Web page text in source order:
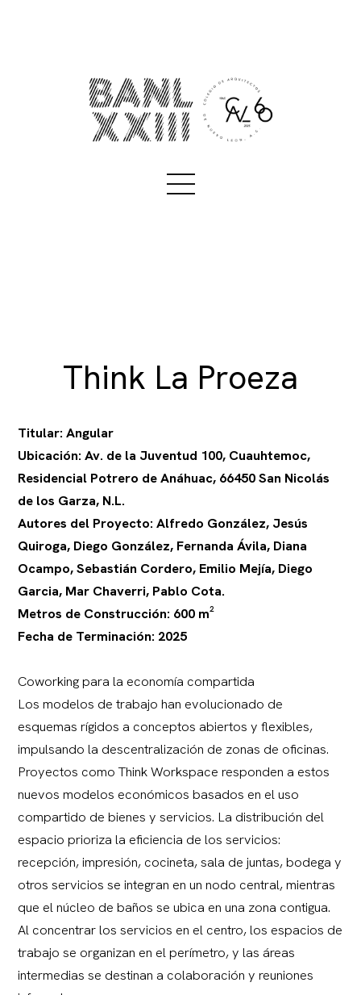
Think La Proeza
Titular: Angular
Ubicación: Av. de la Juventud 100, Cuauhtemoc,
Residencial Potrero de Anáhuac, 66450 San Nicolás
de los Garza, N.L.
Autores del Proyecto: Alfredo González, Jesús
Quiroga, Diego González, Fernanda Ávila, Diana
Ocampo, Sebastián Cordero, Emilio Mejía, Diego
Garcia, Mar Chaverri, Pablo Cota.
Metros de Construcción: 600 m²
Fecha de Terminación: 2025
Coworking para la economía compartida
Los modelos de trabajo han evolucionado de
esquemas rígidos a conceptos abiertos y flexibles,
impulsando la descentralización de zonas de oficinas.
Proyectos como Think Workspace responden a estos
nuevos modelos económicos basados en el uso
compartido de bienes y servicios. La distribución del
espacio prioriza la eficiencia de los servicios:
recepción, impresión, cocineta, sala de juntas, bodega y
otros servicios se integran en un nodo central, mientras
que el núcleo de baños se ubica en una zona contigua.
Al concentrar los servicios en el centro, los espacios de
trabajo se organizan en el perímetro, y las áreas
intermedias se destinan a colaboración y reuniones